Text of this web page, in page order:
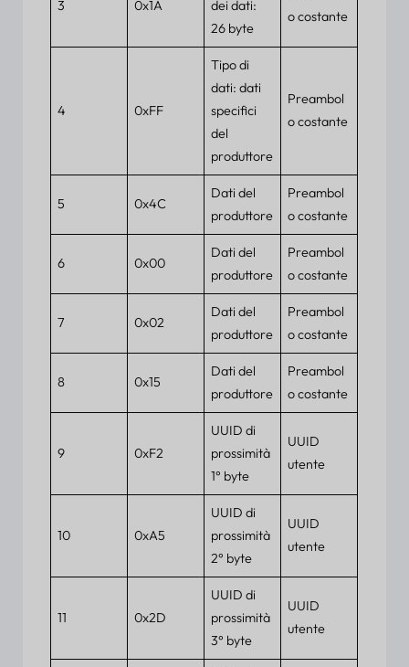
3 0x1A
dei dati:
26 byte
o costante
4 0xFF
Tipo di
dati: dati
specifici
del
produttore
Preambol
o costante
5 0x4C
Dati del
produttore
Preambol
o costante
6 0x00
Dati del
produttore
Preambol
o costante
7 0x02
Dati del
produttore
Preambol
o costante
8 0x15
Dati del
produttore
Preambol
o costante
9 0xF2
UUID di
prossimità
1° byte
UUID
utente
10 0xA5
UUID di
prossimità
2° byte
UUID
utente
11 0x2D
UUID di
prossimità
3° byte
UUID
utente